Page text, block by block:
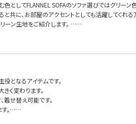
としてFLANNEL SOFAのソファ選びではグリーン
共に、お部屋のアクセントとしても活躍してくれ
リーン生地をご紹介します。 ……
となるアイテムです。
く変わります。
着せ替え可能です。
す。……